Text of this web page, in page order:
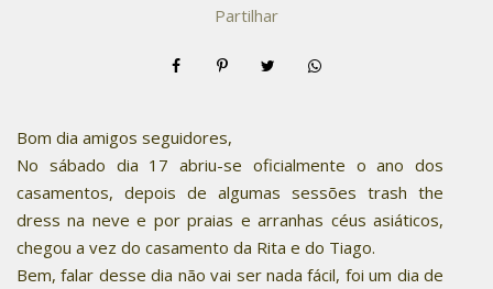
Partilhar
Bom dia amigos seguidores,
No sábado dia 17 abriu-se oficialmente o ano dos
casamentos, depois de algumas sessões trash the
dress na neve e por praias e arranhas céus asiáticos,
chegou a vez do casamento da Rita e do Tiago.
Bem, falar desse dia não vai ser nada fácil, foi um dia de